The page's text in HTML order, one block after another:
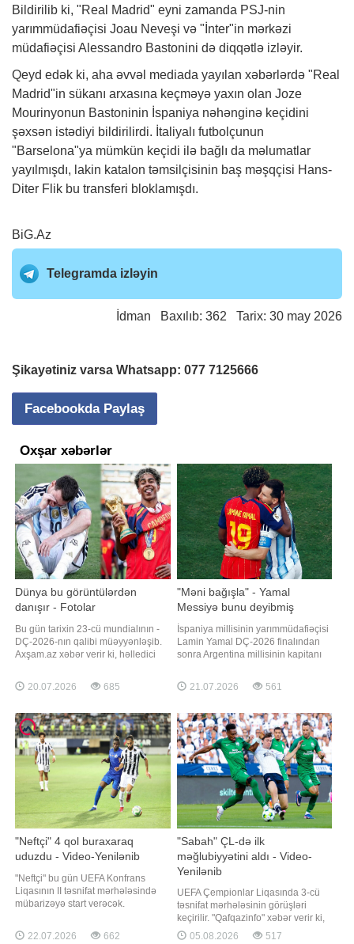
Bildirilib ki, "Real Madrid" eyni zamanda PSJ-nin
yarımmüdafiəçisi Joau Neveşi və "İnter"in mərkəzi
müdafiəçisi Alessandro Bastonini də diqqətlə izləyir.
Qeyd edək ki, aha əvvəl mediada yayılan xəbərlərdə "Real
Madrid"in sükanı arxasına keçməyə yaxın olan Joze
Mourinyonun Bastoninin İspaniya nəhənginə keçidini
şəxsən istədiyi bildirilirdi. İtaliyalı futbolçunun
"Barselona"ya mümkün keçidi ilə bağlı da məlumatlar
yayılmışdı, lakin katalon təmsilçisinin baş məşqçisi Hans-
Diter Flik bu transferi bloklamışdı.
BiG.Az
Telegramda izləyin
İdman Baxılıb: 362 Tarix: 30 may 2026
Şikayətiniz varsa Whatsapp: 077 7125666
Facebookda Paylaş
Oxşar xəbərlər
Dünya bu görüntülərdən
danışır - Fotolar
Bu gün tarixin 23-cü mundialının -
DÇ-2026-nın qalibi müəyyənləşib.
Axşam.az xəbər verir ki, həlledici
İspaniya yığması ilə üz-üzə gəlib.
Nyu-York yaxınlığındakı "New York
görüşdə İspaniya dünya çempionu
olub. Bu, Argentina üçü
20.07.2026 685
"Məni bağışla" - Yamal
Messiyə bunu deyibmiş
İspaniya millisinin yarımmüdafiəçisi
Lamin Yamal DÇ-2026 finalından
sonra Argentina millisinin kapitanı
tutan dialoqu açıqlayıb. "Qafqazinfo"
xarici KİV-ə istinadən xəbər verir ki,
istəyib. "Leo Messi mənim üçün ən
böyük futbolçudur
21.07.2026 561
"Neftçi" 4 qol buraxaraq
uduzdu - Video-Yenilənib
"Neftçi" bu gün UEFA Konfrans
Liqasının II təsnifat mərhələsində
mübarizəyə start verəcək.
qaralar" ilk oyunda doğma
meydanda Belarusun "Dinamo"
22.07.2026 662
"Sabah" ÇL-də ilk
məğlubiyyətini aldı - Video-
Yenilənib
UEFA Çempionlar Liqasında 3-cü
təsnifat mərhələsinin görüşləri
keçirilir. "Qafqazinfo" xəbər verir ki,
Azərbaycan təmsilçisi "Sabah" da
05.08.2026 517